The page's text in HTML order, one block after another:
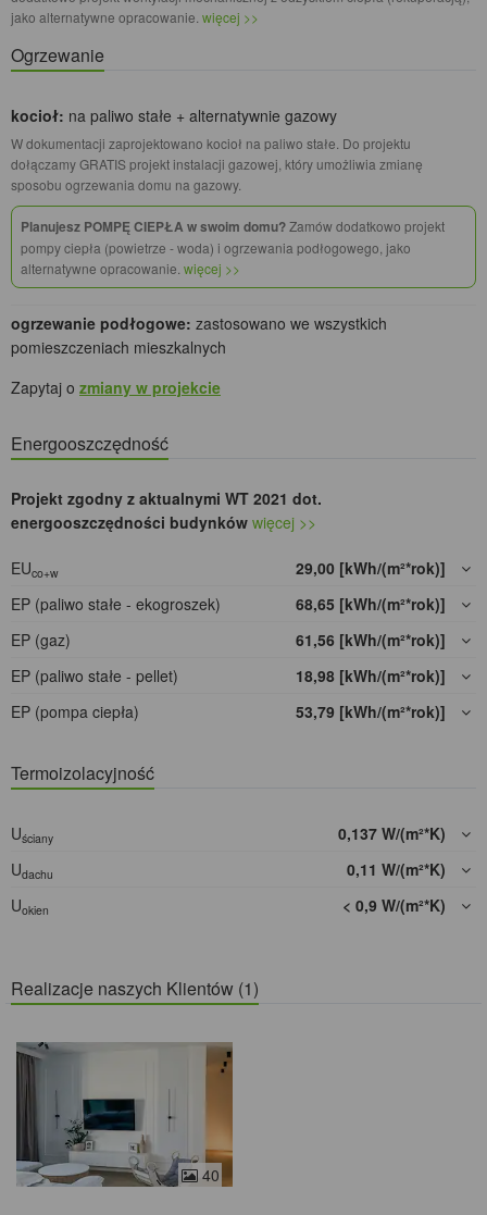
jako alternatywne opracowanie. więcej >>
Ogrzewanie
kocioł: na paliwo stałe + alternatywnie gazowy
W dokumentacji zaprojektowano kocioł na paliwo stałe. Do projektu
dołączamy GRATIS projekt instalacji gazowej, który umożliwia zmianę
sposobu ogrzewania domu na gazowy.
Planujesz POMPĘ CIEPŁA w swoim domu?Zamów dodatkowo projekt
pompy ciepła (powietrze - woda) i ogrzewania podłogowego, jako
alternatywne opracowanie. więcej >>
ogrzewanie podłogowe: zastosowano we wszystkich
pomieszczeniach mieszkalnych
Zapytaj o zmiany w projekcie
Energooszczędność
Projekt zgodny z aktualnymi WT 2021 dot.
energooszczędności budynków więcej >>
EUco+w
29,00 [kWh/(m²*rok)]
EP (paliwo stałe - ekogroszek)
68,65 [kWh/(m²*rok)]
EP (gaz)
61,56 [kWh/(m²*rok)]
EP (paliwo stałe - pellet)
18,98 [kWh/(m²*rok)]
EP (pompa ciepła)
53,79 [kWh/(m²*rok)]
Termoizolacyjność
Uściany
0,137 W/(m²*K)
Udachu
0,11 W/(m²*K)
Uokien < 0,9 W/(m²*K)
Realizacje naszych Klientów (1)
40